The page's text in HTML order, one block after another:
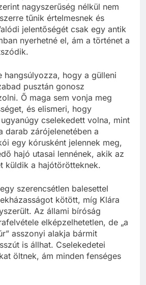
nagyszerűség nélkül nem
tűnik értelmesnek és
jelentőségét csak egy antik
nyerhetné el, ám a történet a
hangsúlyozza, hogy a gülleni
pusztán gonosz
Ő maga sem vonja meg
és elismeri, hogy
cselekedett volna, mint
darab zárójelenetében a
egy kórusként jelennek meg,
hajó utasai lennének, akik az
küldik a hajótörötteknek.
szerencsétlen balesettel
kötött, míg Klára
Az állami bíróság
elképzelhetetlen, de „a
asszonyi alakja bármit
is állhat. Cselekedetei
öltnek, ám minden fenséges